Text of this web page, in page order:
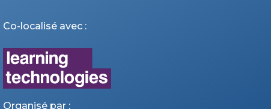
Co-localisé avec :
Organisé par :